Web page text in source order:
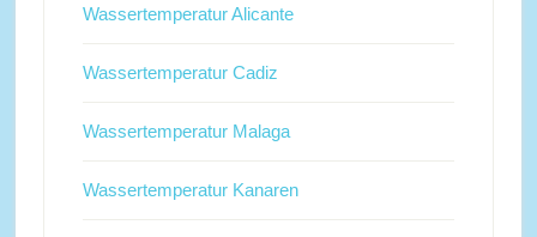
Wassertemperatur Alicante
Wassertemperatur Cadiz
Wassertemperatur Malaga
Wassertemperatur Kanaren